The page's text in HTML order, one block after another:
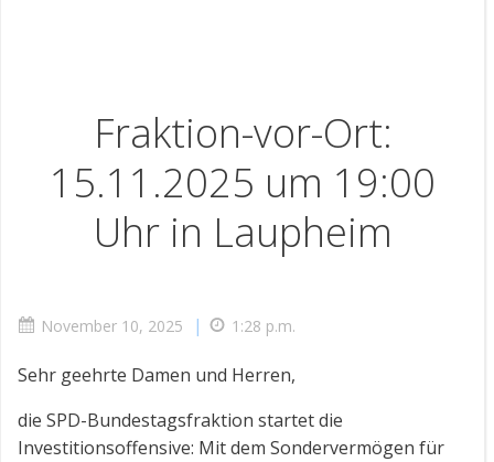
Fraktion-vor-Ort:
15.11.2025 um 19:00
Uhr in Laupheim
November 10, 2025 | 1:28 p.m.
Sehr geehrte Damen und Herren,
die SPD-Bundestagsfraktion startet die
Investitionsoffensive: Mit dem Sondervermögen für